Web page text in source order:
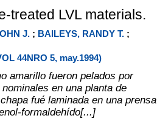
treated LVL materials.
J.; BAILEYS, RANDY T.;
44NRO 5, may.1994)
amarillo fueron pelados por
en una planta de
fué laminada en una prensa
formaldehído[...]